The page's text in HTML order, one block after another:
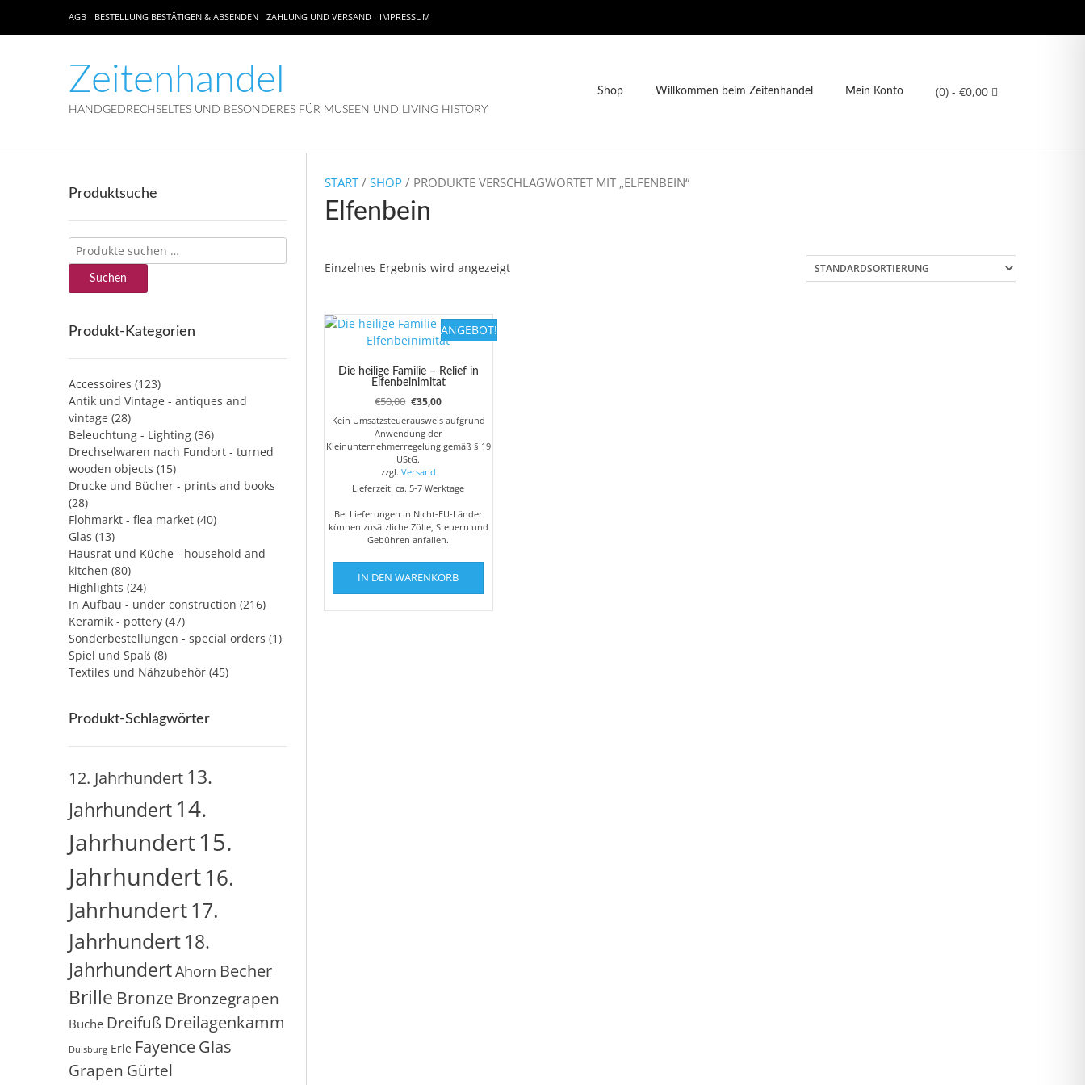
AGB BESTELLUNG BESTÄTIGEN & ABSENDEN ZAHLUNG UND VERSAND IMPRESSUM
Zeitenhandel
HANDGEDRECHSELTES UND BESONDERES FÜR MUSEEN UND LIVING HISTORY
(0) - €0,00
Shop Willkommen beim Zeitenhandel Mein Konto
START/ SHOP/ PRODUKTE VERSCHLAGWORTET MIT „ELFENBEIN“
Elfenbein
Einzelnes Ergebnis wird angezeigt
ANGEBOT!
Die heilige Familie – Relief in
Elfenbeinimitat
€50,00 Ursprünglicher
war:
€50,00
€35,00Aktueller
Preis
ist:
€35,00.
Kein Umsatzsteuerausweis aufgrund
Anwendung der
Kleinunternehmerregelung gemäß § 19
UStG.
zzgl. Versand
Lieferzeit: ca. 5-7 Werktage
Bei Lieferungen in Nicht-EU-Länder
können zusätzliche Zölle, Steuern und
Gebühren anfallen.
IN DEN WARENKORB
Produktsuche
Suchen
nach:
Suchen
Produkt-Kategorien
Accessoires (123)
Antik und Vintage - antiques and
vintage (28)
Beleuchtung - Lighting (36)
Drechselwaren nach Fundort - turned
wooden objects (15)
Drucke und Bücher - prints and books
(28)
Flohmarkt - flea market (40)
Glas (13)
Hausrat und Küche - household and
kitchen (80)
Highlights (24)
In Aufbau - under construction (216)
Keramik - pottery (47)
Sonderbestellungen - special orders (1)
Spiel und Spaß (8)
Textiles und Nähzubehör (45)
Produkt-Schlagwörter
12. Jahrhundert 13.
Jahrhundert14.
Jahrhundert15.
Jahrhundert16.
Jahrhundert17.
Jahrhundert18.
JahrhundertAhorn Becher
Brille Bronze Bronzegrapen
Buche Dreifuß Dreilagenkamm
Duisburg Erle FayenceGlas
Grapen Gürtel